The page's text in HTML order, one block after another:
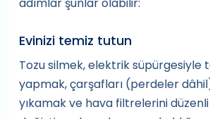
adımlar şunlar olabilir:
Evinizi temiz tutun
Tozu silmek, elektrik süpürgesiyle
yapmak, çarşafları (perdeler
yıkamak ve hava filtrelerini